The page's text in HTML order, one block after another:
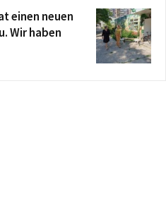
einen neuen
Wir haben